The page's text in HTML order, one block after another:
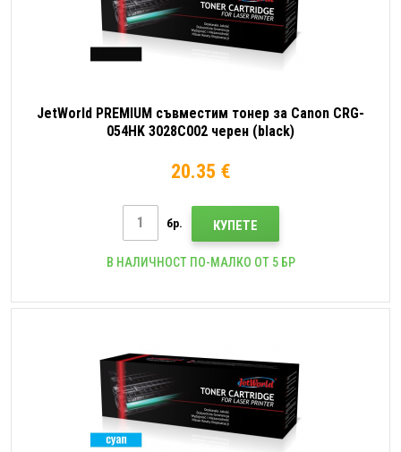
JetWorld PREMIUM съвместим тонер за Canon CRG-
054HK 3028C002 черен (black)
20.35 €
бр. КУПЕТЕ
В НАЛИЧНОСТ ПО-МАЛКО ОТ 5 БР